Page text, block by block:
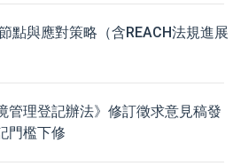
點與應對策略（含REACH法規進展
管理登記辦法》修訂徵求意見稿發
門檻下修